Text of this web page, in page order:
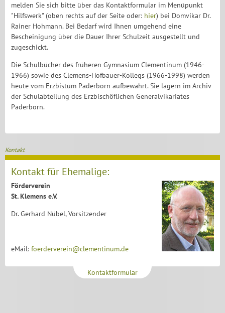
melden Sie sich bitte über das Kontaktformular im Menüpunkt
"Hilfswerk" (oben rechts auf der Seite oder: hier) bei Domvikar Dr.
Rainer Hohmann. Bei Bedarf wird Ihnen umgehend eine
Bescheinigung über die Dauer Ihrer Schulzeit ausgestellt und
zugeschickt.
Die Schulbücher des früheren Gymnasium Clementinum (1946-
1966) sowie des Clemens-Hofbauer-Kollegs (1966-1998) werden
heute vom Erzbistum Paderborn aufbewahrt. Sie lagern im Archiv
der Schulabteilung des Erzbischöflichen Generalvikariates
Paderborn.
Kontakt
Kontakt für Ehemalige:
Förderverein
St. Klemens e.V.
Dr. Gerhard Nübel, Vorsitzender
eMail: foerderverein@clementinum.de
Kontaktformular